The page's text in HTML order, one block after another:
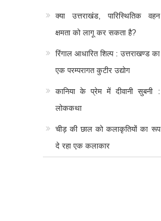
क्या उत्तराखंड, पारिस्थितिक वहन
क्षमता को लागू कर सकता है?
रिंगाल आधारित शिल्प : उत्तराखण्ड का
एक परम्परागत कुटीर उद्योग
कानिया के प्रेम में दीवानी सुबनी :
लोककथा
चीड़ की छाल को कलाकृतियों का रूप
दे रहा एक कलाकार